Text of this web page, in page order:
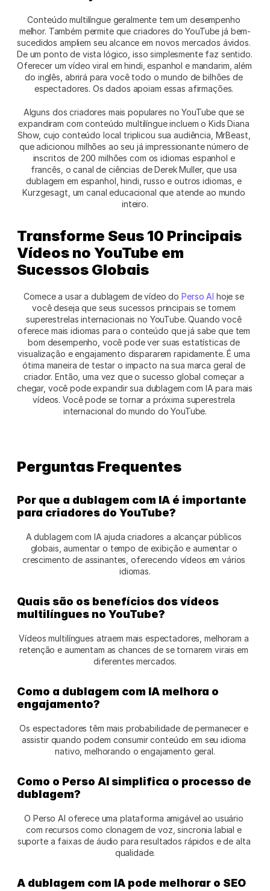
Conteúdo multilíngue geralmente tem um desempenho
melhor. Também permite que criadores do YouTube já bem-
sucedidos ampliem seu alcance em novos mercados ávidos.
De um ponto de vista lógico, isso simplesmente faz sentido.
Oferecer um vídeo viral em hindi, espanhol e mandarim, além
do inglês, abrirá para você todo o mundo de bilhões de
espectadores. Os dados apoiam essas afirmações.
Alguns dos criadores mais populares no YouTube que se
expandiram com conteúdo multilíngue incluem o Kids Diana
Show, cujo conteúdo local triplicou sua audiência, MrBeast,
que adicionou milhões ao seu já impressionante número de
inscritos de 200 milhões com os idiomas espanhol e
francês, o canal de ciências de Derek Muller, que usa
dublagem em espanhol, hindi, russo e outros idiomas, e
Kurzgesagt, um canal educacional que atende ao mundo
inteiro.
Transforme Seus 10 Principais
Vídeos no YouTube em
Sucessos Globais
Comece a usar a dublagem de vídeo do Perso AI hoje se
você deseja que seus sucessos principais se tornem
superestrelas internacionais no YouTube. Quando você
oferece mais idiomas para o conteúdo que já sabe que tem
bom desempenho, você pode ver suas estatísticas de
visualização e engajamento dispararem rapidamente. É uma
ótima maneira de testar o impacto na sua marca geral de
criador. Então, uma vez que o sucesso global começar a
chegar, você pode expandir sua dublagem com IA para mais
vídeos. Você pode se tornar a próxima superestrela
internacional do mundo do YouTube.
Perguntas Frequentes
Por que a dublagem com IA é importante
para criadores do YouTube?
A dublagem com IA ajuda criadores a alcançar públicos
globais, aumentar o tempo de exibição e aumentar o
crescimento de assinantes, oferecendo vídeos em vários
idiomas.
Quais são os benefícios dos vídeos
multilíngues no YouTube?
Vídeos multilíngues atraem mais espectadores, melhoram a
retenção e aumentam as chances de se tornarem virais em
diferentes mercados.
Como a dublagem com IA melhora o
engajamento?
Os espectadores têm mais probabilidade de permanecer e
assistir quando podem consumir conteúdo em seu idioma
nativo, melhorando o engajamento geral.
Como o Perso AI simplifica o processo de
dublagem?
O Perso AI oferece uma plataforma amigável ao usuário
com recursos como clonagem de voz, sincronia labial e
suporte a faixas de áudio para resultados rápidos e de alta
qualidade.
A dublagem com IA pode melhorar o SEO